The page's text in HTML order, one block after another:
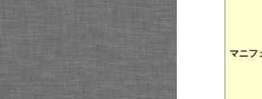
マニフ